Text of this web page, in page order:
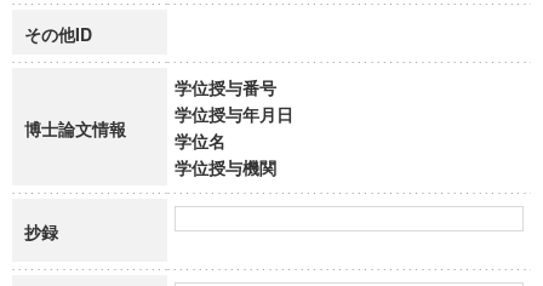
その他ID
博士論文情報
学位授与番号
学位授与年月日
学位名
学位授与機関
抄録